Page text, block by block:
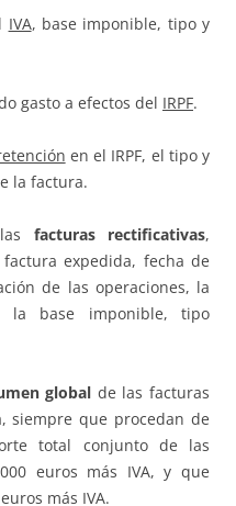
IVA, base imponible, tipo y
gasto a efectos del IRPF.
en el IRPF, el tipo y
la factura.
facturas rectificativas,
expedida, fecha de
de las operaciones, la
la base imponible, tipo
global de las facturas
siempre que procedan de
total conjunto de las
euros más IVA, y que
más IVA.